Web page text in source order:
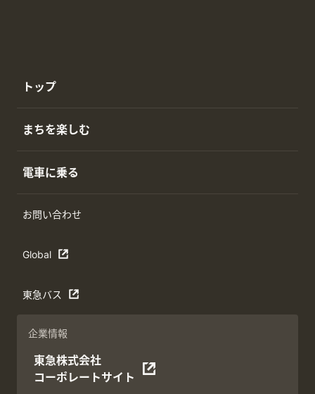
トップ
まちを楽しむ
電車に乗る
お問い合わせ
Global
東急バス
企業情報
東急株式会社
コーポレートサイト